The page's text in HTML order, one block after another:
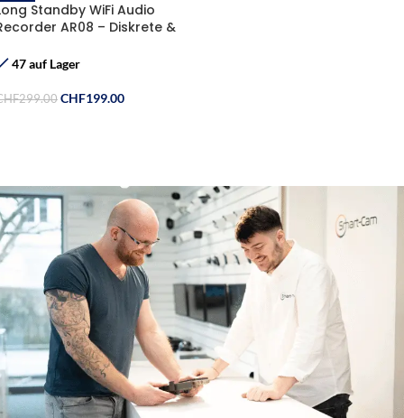
Standby WiFi Audio
AR08 – Diskrete &
47 auf Lager
299.00 CHF199.00